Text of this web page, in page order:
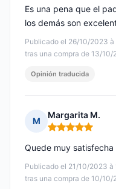
Publicado el 26/10/2023 à
tras una compra de 13/10/
Es una pena que el
los demás son
Opinión traducida
M
Margarita M.
Nota: 5 de 5
Publicado el 21/10/2023 à
tras una compra de 10/10/
Quede muy satisfecha